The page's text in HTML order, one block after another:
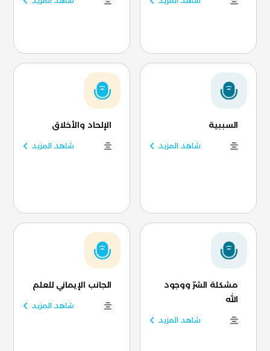
السببية
شاهد المزيد
الإلحاد والأخلاق
شاهد المزيد
مشكلة الشرّ ووجود
الله
شاهد المزيد
الجانب الإيماني للعلم
شاهد المزيد